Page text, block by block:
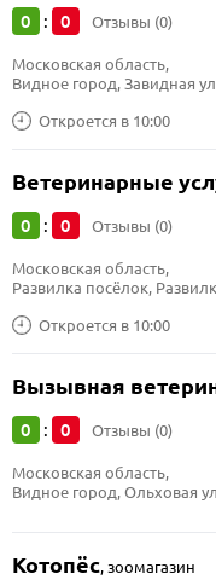
0 : 0 Отзывы (0)
Откроется в 10:00
Московская область,
Видное город, Завидная
Ветеринарные
0 : 0 Отзывы (0)
Откроется в 10:00
Московская область,
Развилка посёлок,
Вызывная
0 : 0 Отзывы (0)
Московская область,
Видное город, Ольховая
Котопёс,зоомагазин